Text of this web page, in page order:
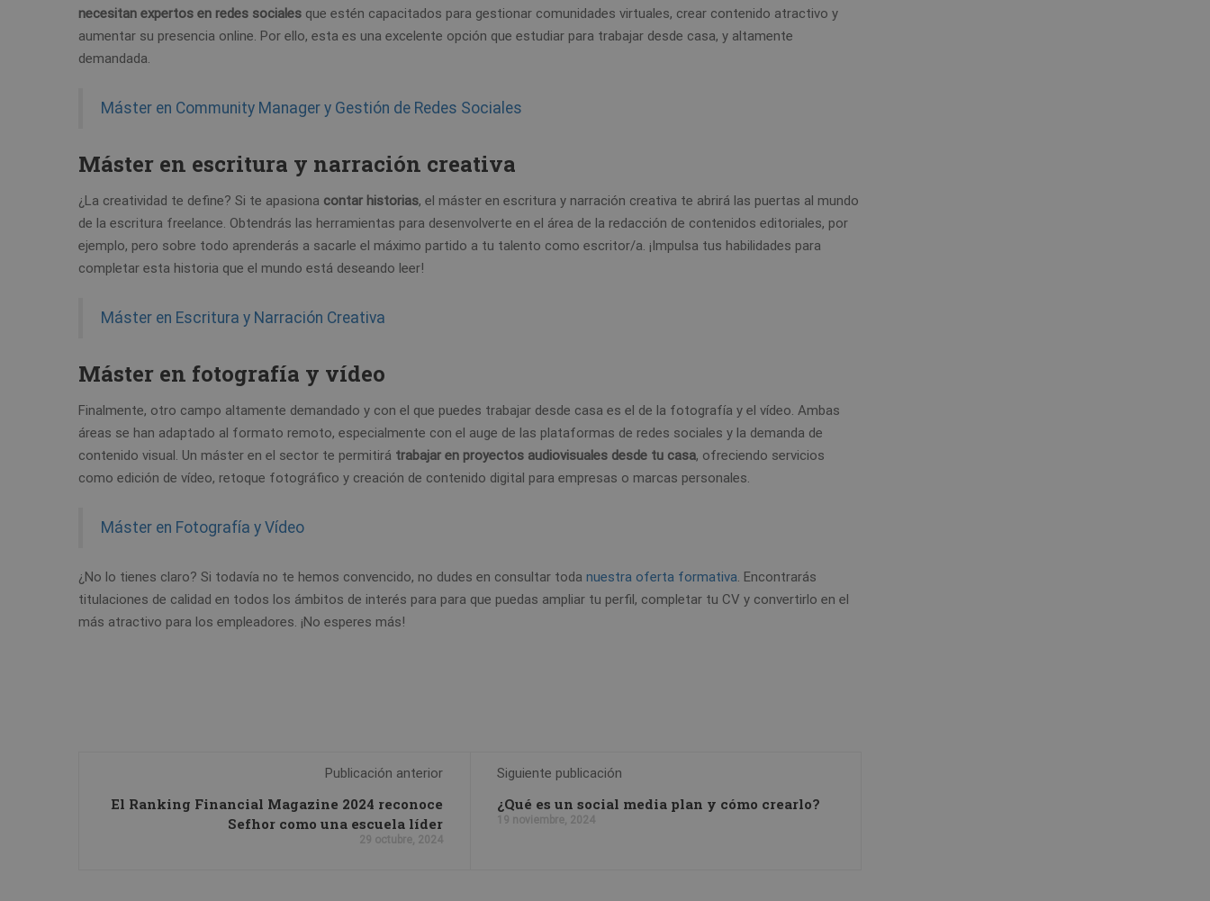
necesitan expertos en redes sociales que estén capacitados para gestionar comunidades virtuales, crear contenido atractivo y
aumentar su presencia online. Por ello, esta es una excelente opción que estudiar para trabajar desde casa, y altamente
demandada.
Máster en Community Manager y Gestión de Redes Sociales
Máster en escritura y narración creativa
¿La creatividad te define? Si te apasiona contar historias, el máster en escritura y narración creativa te abrirá las puertas al mundo
de la escritura freelance. Obtendrás las herramientas para desenvolverte en el área de la redacción de contenidos editoriales, por
ejemplo, pero sobre todo aprenderás a sacarle el máximo partido a tu talento como escritor/a. ¡Impulsa tus habilidades para
completar esta historia que el mundo está deseando leer!
Máster en Escritura y Narración Creativa
Máster en fotografía y vídeo
Finalmente, otro campo altamente demandado y con el que puedes trabajar desde casa es el de la fotografía y el vídeo. Ambas
áreas se han adaptado al formato remoto, especialmente con el auge de las plataformas de redes sociales y la demanda de
contenido visual. Un máster en el sector te permitirá trabajar en proyectos audiovisuales desde tu casa, ofreciendo servicios
como edición de vídeo, retoque fotográfico y creación de contenido digital para empresas o marcas personales.
Máster en Fotografía y Vídeo
¿No lo tienes claro? Si todavía no te hemos convencido, no dudes en consultar toda nuestra oferta formativa. Encontrarás
titulaciones de calidad en todos los ámbitos de interés para para que puedas ampliar tu perfil, completar tu CV y convertirlo en el
más atractivo para los empleadores. ¡No esperes más!
Publicación anterior
El Ranking Financial Magazine 2024 reconoce
Sefhor como una escuela líder
29 octubre, 2024
Siguiente publicación
¿Qué es un social media plan y cómo crearlo?
19 noviembre, 2024